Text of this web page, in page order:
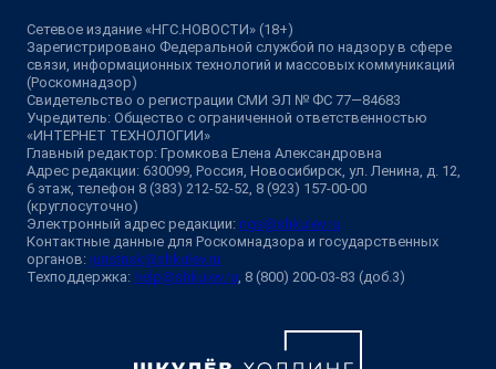
Сетевое издание «НГС.НОВОСТИ» (18+)
Зарегистрировано Федеральной службой по надзору в сфере
связи, информационных технологий и массовых коммуникаций
(Роскомнадзор)
Свидетельство о регистрации СМИ ЭЛ № ФС 77—84683
Учредитель: Общество с ограниченной ответственностью
«ИНТЕРНЕТ ТЕХНОЛОГИИ»
Главный редактор: Громкова Елена Александровна
Адрес редакции: 630099, Россия, Новосибирск, ул. Ленина, д. 12,
6 этаж, телефон 8 (383) 212-52-52, 8 (923) 157-00-00
(круглосуточно)
Электронный адрес редакции: ngs@shkulev.ru
Контактные данные для Роскомнадзора и государственных
органов: juristnsk@shkulev.ru
Техподдержка: help@shkulev.ru, 8 (800) 200-03-83 (доб.3)